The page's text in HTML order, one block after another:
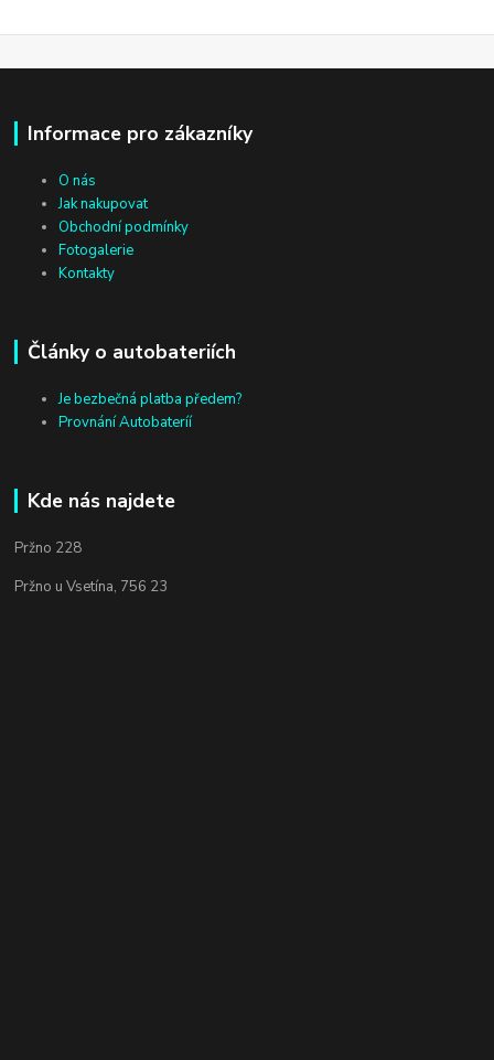
Informace pro zákazníky
O nás
Jak nakupovat
Obchodní podmínky
Fotogalerie
Kontakty
Články o autobateriích
Je bezbečná platba předem?
Provnání Autobateríí
Kde nás najdete
Pržno 228
Pržno u Vsetína, 756 23